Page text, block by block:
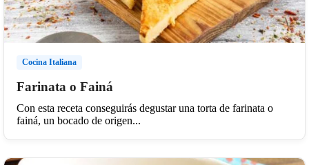
Cocina Italiana
Farinata o Fainá
Con esta receta conseguirás degustar una torta de farinata o
fainá, un bocado de origen...